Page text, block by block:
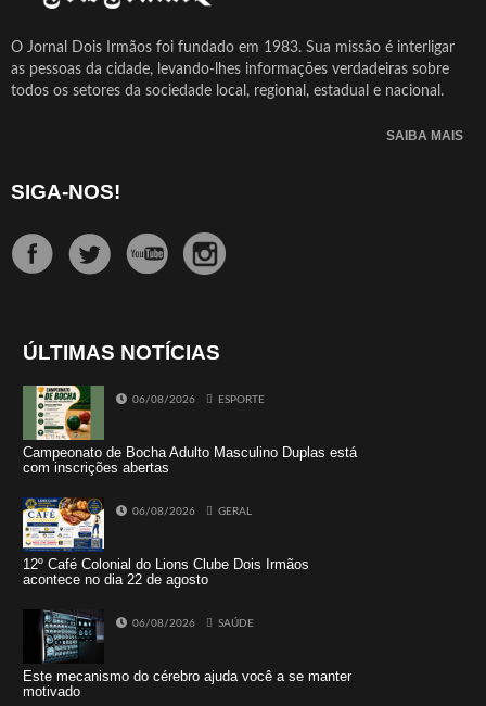
O Jornal Dois Irmãos foi fundado em 1983. Sua missão é interligar
as pessoas da cidade, levando-lhes informações verdadeiras sobre
todos os setores da sociedade local, regional, estadual e nacional.
SAIBA MAIS
SIGA-NOS!
ÚLTIMAS NOTÍCIAS
06/08/2026 ESPORTE
Campeonato de Bocha Adulto Masculino Duplas está
com inscrições abertas
06/08/2026 GERAL
12º Café Colonial do Lions Clube Dois Irmãos
acontece no dia 22 de agosto
06/08/2026 SAÚDE
Este mecanismo do cérebro ajuda você a se manter
motivado